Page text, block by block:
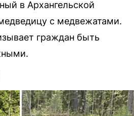
в Архангельской
с медвежатами.
граждан быть